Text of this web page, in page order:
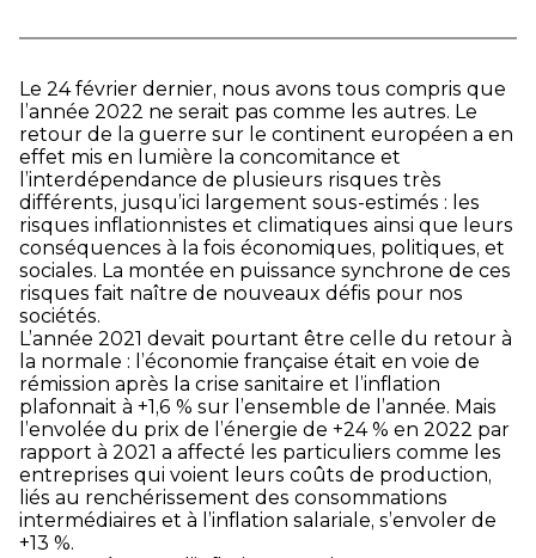
Le 24 février dernier, nous avons tous compris que
l’année 2022 ne serait pas comme les autres. Le
retour de la guerre sur le continent européen a en
effet mis en lumière la concomitance et
l’interdépendance de plusieurs risques très
différents, jusqu’ici largement sous-estimés : les
risques inflationnistes et climatiques ainsi que leurs
conséquences à la fois économiques, politiques, et
sociales. La montée en puissance synchrone de ces
risques fait naître de nouveaux défis pour nos
sociétés.
L’année 2021 devait pourtant être celle du retour à
la normale : l’économie française était en voie de
rémission après la crise sanitaire et l’inflation
plafonnait à +1,6 % sur l’ensemble de l’année. Mais
l’envolée du prix de l’énergie de +24 % en 2022 par
rapport à 2021 a affecté les particuliers comme les
entreprises qui voient leurs coûts de production,
liés au renchérissement des consommations
intermédiaires et à l’inflation salariale, s’envoler de
+13 %.